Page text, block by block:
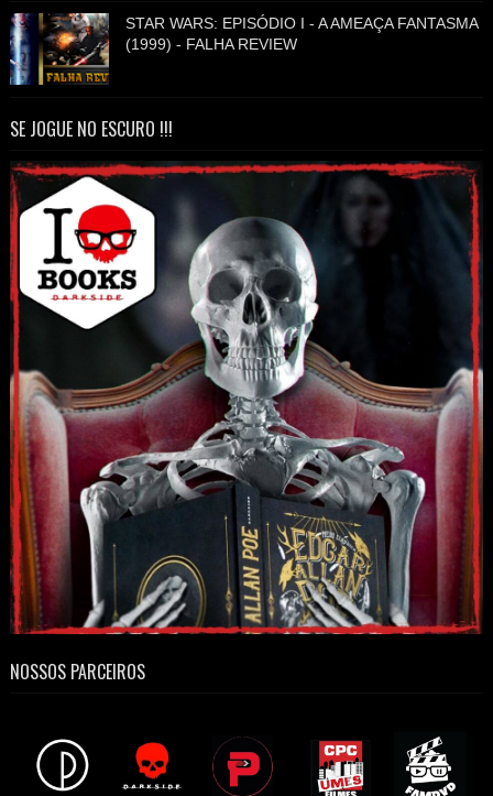
STAR WARS: EPISÓDIO I - A AMEAÇA FANTASMA
(1999) - FALHA REVIEW
SE JOGUE NO ESCURO !!!
NOSSOS PARCEIROS